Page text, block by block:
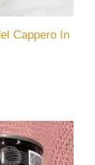
Cappero In